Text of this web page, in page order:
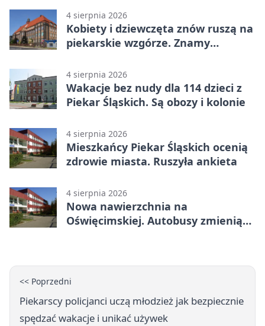
4 sierpnia 2026
Kobiety i dziewczęta znów ruszą na
piekarskie wzgórze. Znamy
4 sierpnia 2026
Wakacje bez nudy dla 114 dzieci z
Piekar Śląskich. Są obozy i kolonie
4 sierpnia 2026
Mieszkańcy Piekar Śląskich ocenią
zdrowie miasta. Ruszyła ankieta
4 sierpnia 2026
Nowa nawierzchnia na
Oświęcimskiej. Autobusy zmienią
<< Poprzedni
Piekarscy policjanci uczą młodzież jak bezpiecznie
spędzać wakacje i unikać używek